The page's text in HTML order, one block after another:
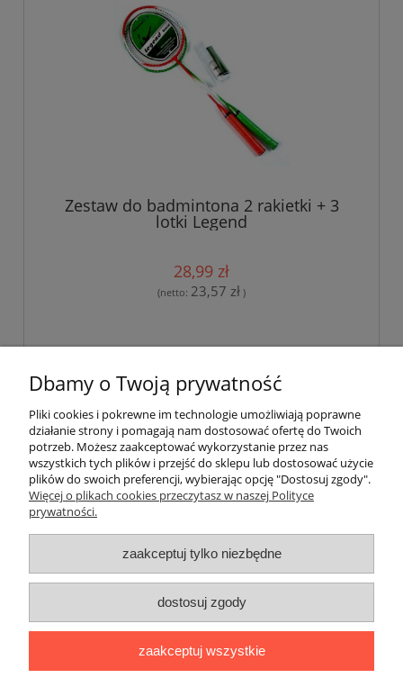
Zestaw do badmintona 2 rakietki + 3
lotki Legend
28,99 zł
(netto: 23,57 zł )
« 1 ... 10 11 12 13
Pomoc
Dostawa
Gwarancja i zwroty
O firmie
|ul. Sienkiewicza 11 F|59-850 Świeradów
Zdrój|TELEFON:608 087 097|MAIL:
Dbamy o Twoją prywatność
Pliki cookies i pokrewne im technologie umożliwiają poprawne
działanie strony i pomagają nam dostosować ofertę do Twoich
potrzeb. Możesz zaakceptować wykorzystanie przez nas
wszystkich tych plików i przejść do sklepu lub dostosować użycie
plików do swoich preferencji, wybierając opcję "Dostosuj zgody".
Więcej o plikach cookies przeczytasz w naszej Polityce
prywatności.
zaakceptuj tylko niezbędne
dostosuj zgody
zaakceptuj wszystkie